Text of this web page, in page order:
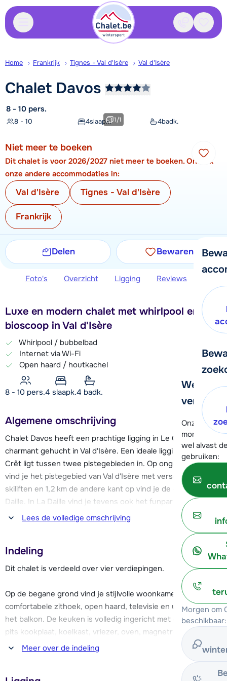
Contact
We
verder!
Onze
moment
wel alvast
gebruiken:
Morgen om
beschikbaar:
Home Frankrijk Tignes - Val d'Isère Val d'Isère
Chalet Davos
8 - 10 pers.
8 - 10 4slaapk. 4badk.
1/1
Niet meer te boeken
Dit chalet is voor 2026/2027 niet meer te boeken. Ontdek
onze andere accommodaties in:
Val d'Isère Tignes - Val d'Isère
Frankrijk
Delen Bewaren
Foto's Overzicht Ligging Reviews
Luxe en modern chalet met whirlpool en
bioscoop in Val d'Isère
Whirlpool / bubbelbad
Internet via Wi-Fi
Open haard / houtkachel
8 - 10 pers.4 slaapk.4 badk.
Algemene omschrijving
Chalet Davos heeft een prachtige ligging in Le Crêt, een
charmant gehucht in Val d'Isère. Een ideale ligging want Le
Crêt ligt tussen twee pistegebieden in. Op ongeveer 1,3 km
vind je het pistegebied van Val d'Isère met verschillende
skiliften en 1,2 km de andere kant op vind je de gondellift La
Daille. In La Daille vind je tevens ook het funpark voor
snowboarders! Kortom, genoeg mogelijkheden om het
Het centrum van Val d'Isère vind je op ongeveer 1,3 km en
biedt een divers aanbod aan winkels en gezellige
restaurants. Ook zijn er verschillende bars en cafés voor
een sfeervolle après-ski waar je tot in de late uurtjes
terecht kan.
Het chalet is met veel hout gebouwd en ingericht wat voor
een echt winter gevoel zorgt. Warm na een lange dag op
rondom de open haard, kijk een filmpje in de bioscoop zaal of
ontspan in de whirlpool. Verder beschikt het chalet over een
Lees de volledige omschrijving
Indeling
Dit chalet is verdeeld over vier verdiepingen.
Op de begane grond vind je stijlvolle woonkamer met
comfortabele zithoek, open haard, televisie en uitgang naar
het balkon. De keuken is volledig ingericht met o.a. een 4-
pits kookplaat, koelkast, vriezer, oven, magnetron,
Nespresso koffiezetapparaat, koffiepercolator,
broodrooster, waterkoker en vaatwasser. Verder vind je op
Meer over de indeling